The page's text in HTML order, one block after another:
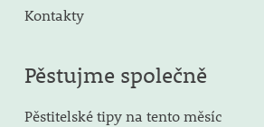
Kontakty
Pěstujme společně
Pěstitelské tipy na tento měsíc